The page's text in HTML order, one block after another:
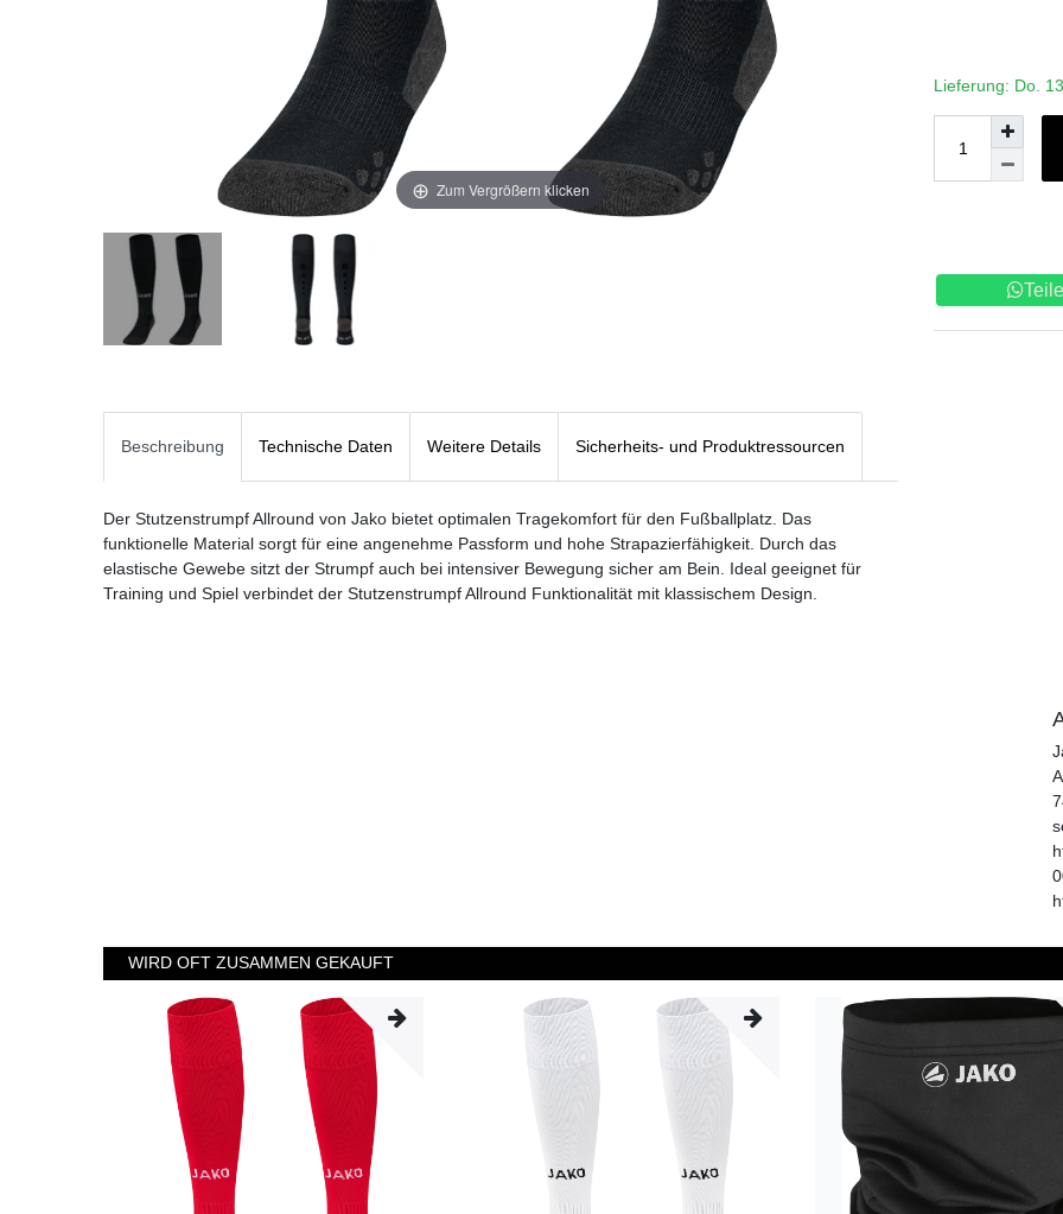
Zum Vergrößern klicken
Lieferung: Do.
Beschreibung Technische Daten Weitere Details Sicherheits- und Produktressourcen
Der Stutzenstrumpf Allround von Jako bietet optimalen Tragekomfort für den Fußballplatz. Das
funktionelle Material sorgt für eine angenehme Passform und hohe Strapazierfähigkeit. Durch das
elastische Gewebe sitzt der Strumpf auch bei intensiver Bewegung sicher am Bein. Ideal geeignet für
Training und Spiel verbindet der Stutzenstrumpf Allround Funktionalität mit klassischem Design.
WIRD OFT ZUSAMMEN GEKAUFT